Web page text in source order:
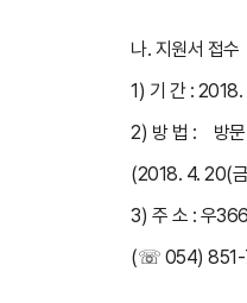
나. 지원서 접수
1) 기 간 :
2) 방 법 : 방문
(2018. 4. 20(
3) 주 소 : 우
(☏ 054) 851-